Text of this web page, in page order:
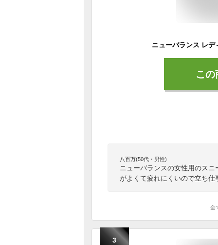
こ
八百万(50代・男性)
ニューバランスの女性用のス
がよくて疲れにくいので立ち仕
全
3